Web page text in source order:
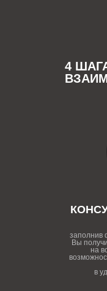
4
заполнив
Вы
на
в